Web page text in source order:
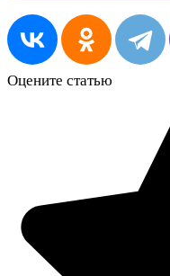
Оцените статью